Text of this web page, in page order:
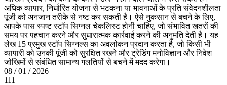
अधिक व्यापार, निर्धारित योजना से भटकना या भावनाओं के प्रति संवेदनशीलता
पूंजी को अनजान तरीके से नष्ट कर सकती है। ऐसे नुकसान से बचने के लिए,
आपके पास स्पष्ट स्टॉप सिग्नल चेकलिस्ट होनी चाहिए, जो संभावित खतरों की
समय पर पहचान करने और सुधारात्मक कार्रवाई करने की अनुमति देती है। यह
लेख 15 प्रमुख स्टॉप सिग्नल्स का अवलोकन प्रदान करता है, जो किसी भी
व्यापारी को उनकी पूंजी को सुरक्षित रखने और ट्रेडिंग मनोविज्ञान और निवेश
जोखिमों से संबंधित सामान्य गलतियों से बचने में मदद करेगा।
08 / 01 / 2026
111